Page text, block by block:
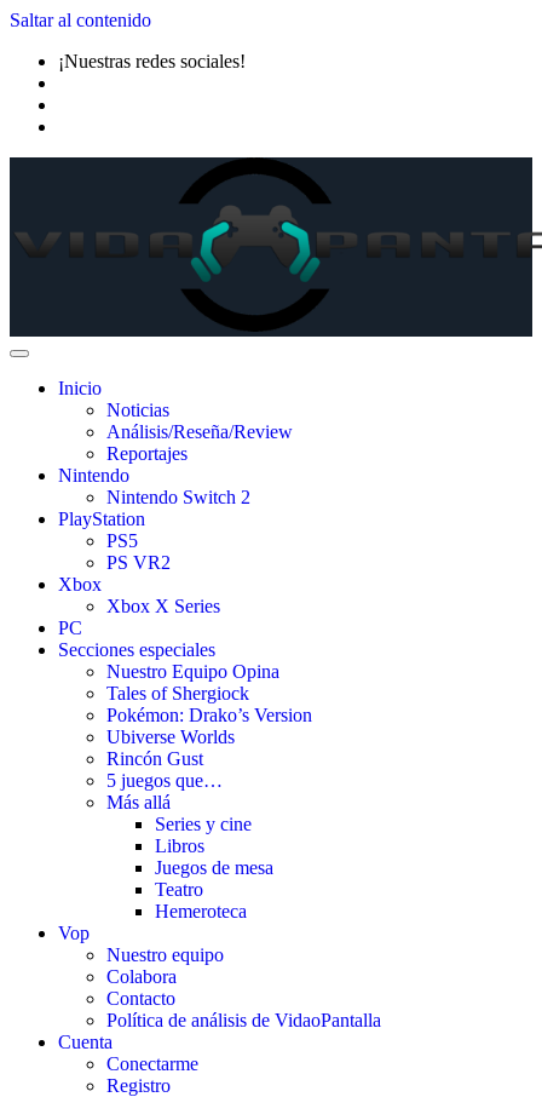
Saltar al contenido
¡Nuestras redes sociales!
Inicio
Noticias
Análisis/Reseña/Review
Reportajes
Nintendo
Nintendo Switch 2
PlayStation
PS5
PS VR2
Xbox
Xbox X Series
PC
Secciones especiales
Nuestro Equipo Opina
Tales of Shergiock
Pokémon: Drako’s Version
Ubiverse Worlds
Rincón Gust
5 juegos que…
Más allá
Series y cine
Libros
Juegos de mesa
Teatro
Hemeroteca
Vop
Nuestro equipo
Colabora
Contacto
Política de análisis de VidaoPantalla
Cuenta
Conectarme
Registro